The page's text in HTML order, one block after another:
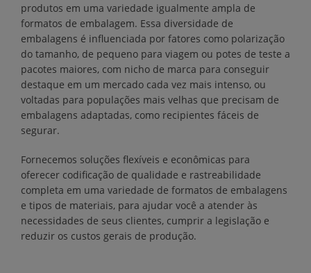
produtos em uma variedade igualmente ampla de
formatos de embalagem. Essa diversidade de
embalagens é influenciada por fatores como polarização
do tamanho, de pequeno para viagem ou potes de teste a
pacotes maiores, com nicho de marca para conseguir
destaque em um mercado cada vez mais intenso, ou
voltadas para populações mais velhas que precisam de
embalagens adaptadas, como recipientes fáceis de
segurar.
Fornecemos soluções flexíveis e econômicas para
oferecer codificação de qualidade e rastreabilidade
completa em uma variedade de formatos de embalagens
e tipos de materiais, para ajudar você a atender às
necessidades de seus clientes, cumprir a legislação e
reduzir os custos gerais de produção.